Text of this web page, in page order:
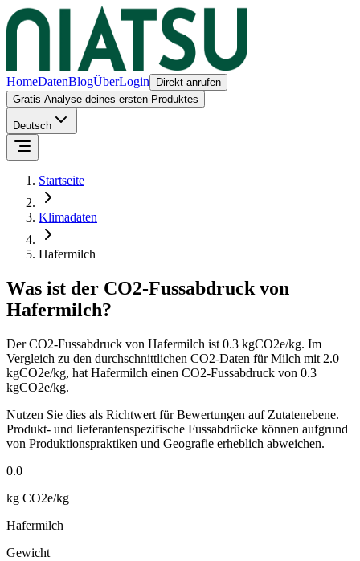
HomeDatenBlogÜberLogin
Direkt anrufen
Gratis Analyse deines ersten Produktes
Deutsch
Startseite
Klimadaten
Hafermilch
Was ist der CO2-Fussabdruck von
Hafermilch?
Der CO2-Fussabdruck von Hafermilch ist 0.3 kgCO2e/kg. Im
Vergleich zu den durchschnittlichen CO2-Daten für Milch mit 2.0
kgCO2e/kg, hat Hafermilch einen CO2-Fussabdruck von 0.3
kgCO2e/kg.
Nutzen Sie dies als Richtwert für Bewertungen auf Zutatenebene.
Produkt- und lieferantenspezifische Fussabdrücke können aufgrund
von Produktionspraktiken und Geografie erheblich abweichen.
0.0
kg CO2e/kg
Hafermilch
Gewicht